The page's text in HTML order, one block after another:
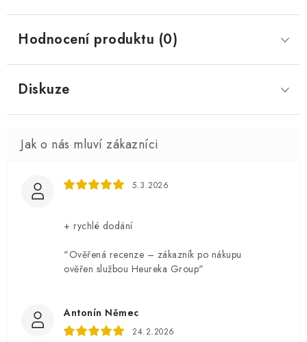
Hodnocení produktu (0)
Diskuze
5.3.2026
+ rychlé dodání
"Ověřená recenze – zákazník po nákupu
ověřen službou Heureka Group"
Antonín Němec
24.2.2026